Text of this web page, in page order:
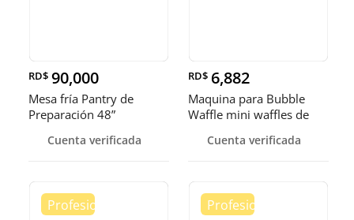
RD$ 90,000
Mesa fría Pantry de
Preparación 48”
Cuenta verificada
RD$ 6,882
Maquina para Bubble
Waffle mini waffles de
Cuenta verificada